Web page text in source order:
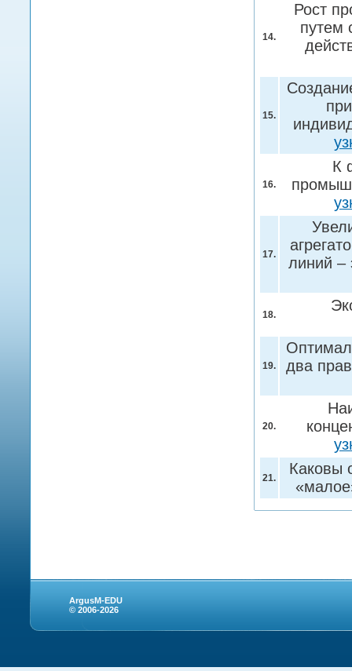
14.
Рост
путем
15.
16.
К
17.
линий –
18.
19.
два
20.
21.
Каковы
ArgusM-EDU
© 2006-2026